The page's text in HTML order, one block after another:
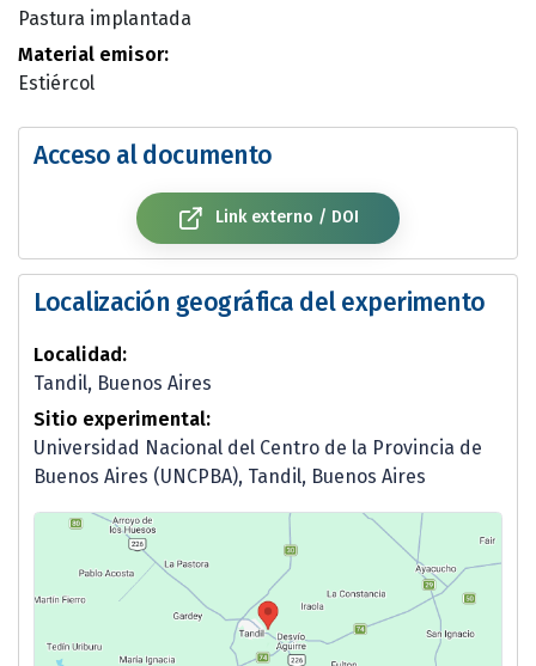
Pastura implantada
Material emisor:
Estiércol
Acceso al documento
Link externo / DOI
Localización geográfica del experimento
Localidad:
Tandil, Buenos Aires
Sitio experimental:
Universidad Nacional del Centro de la Provincia de
Buenos Aires (UNCPBA), Tandil, Buenos Aires